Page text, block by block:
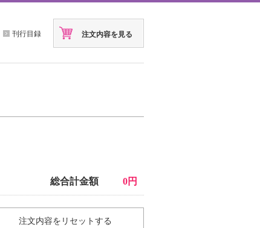
刊行目録 注文内容を見る
総合計金額 0円
注文内容を リセットする